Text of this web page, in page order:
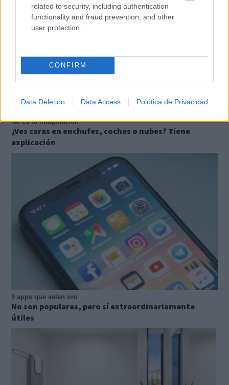
related to security, including authentication
functionality and fraud prevention, and other
user protection.
CONFIRM
Data Deletion Data Access Polótica de Privacidad
No es tu imaginación
¿Ves caras en enchufes, coches o nubes? Tiene
explicación
9 apps que valen oro
No son populares, pero sí extraordinariamente
útiles